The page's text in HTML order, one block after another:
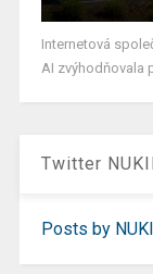
Internetová
AI zvýhodňovala
Twitter
Posts by